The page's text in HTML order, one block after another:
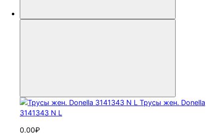
Трусы жен. Donella
3141343 N L
0.00₽